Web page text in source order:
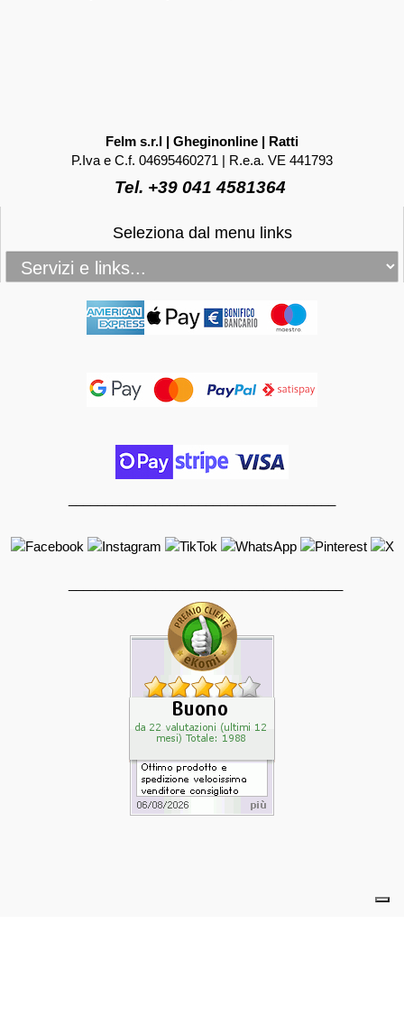
Felm s.r.l | Gheginonline | Ratti
P.Iva e C.f. 04695460271 | R.e.a. VE 441793
Tel. +39 041 4581364
Seleziona dal menu links